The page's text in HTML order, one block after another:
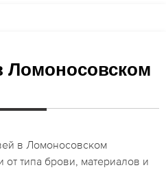
Ломоносовском
в Ломоносовском
от типа брови, материалов и